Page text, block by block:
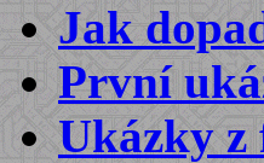
Jak
První
Ukázky z